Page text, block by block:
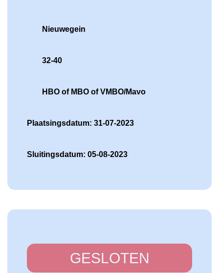
Nieuwegein
32-40
HBO of MBO of VMBO/Mavo
Plaatsingsdatum: 31-07-2023
Sluitingsdatum: 05-08-2023
GESLOTEN